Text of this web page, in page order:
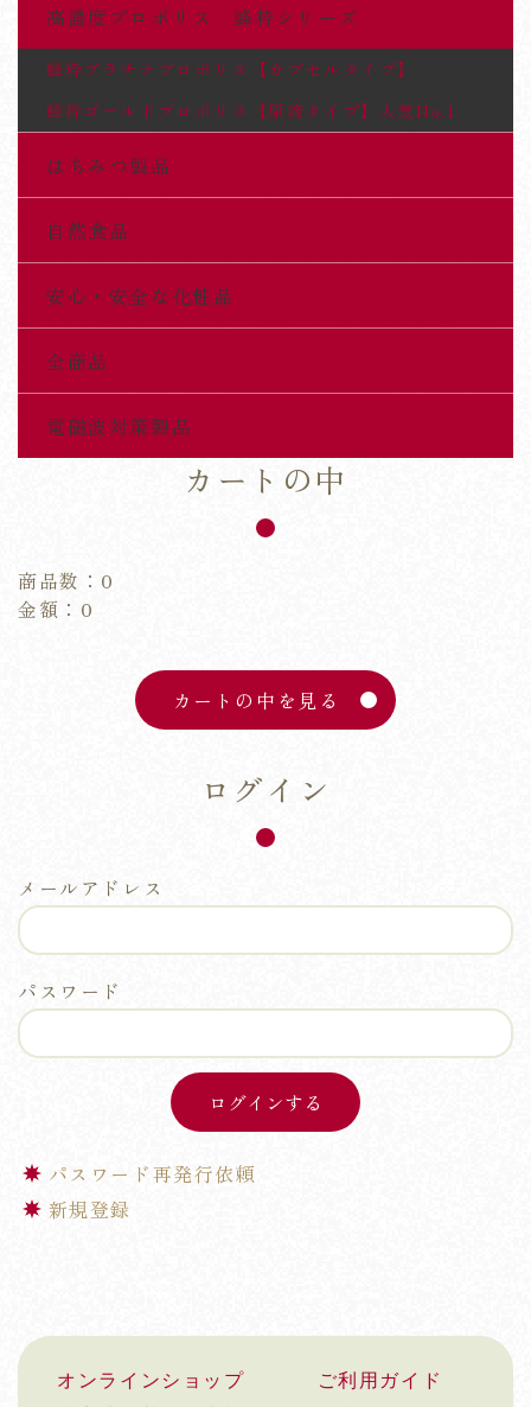
高濃度プロポリス 蜂粋シリーズ
蜂粋プラチナプロポリス【カプセルタイプ】
蜂粋ゴールドプロポリス【原液タイプ】人気No.1
はちみつ製品
自然食品
安心・安全な化粧品
全商品
電磁波対策製品
カートの中
商品数：0
金額：0
カートの中を見る
ログイン
メールアドレス
パスワード
パスワード再発行依頼
新規登録
オンラインショップ
ご利用ガイド